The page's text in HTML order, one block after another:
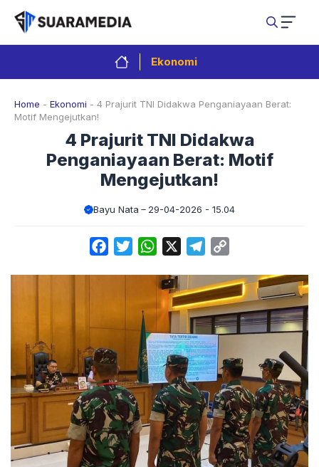
Langsung
isi
Ekonomi
Home - Ekonomi - 4 Prajurit TNI Didakwa Penganiayaan Berat:
Motif Mengejutkan!
4 Prajurit TNI Didakwa
Penganiayaan Berat: Motif
Mengejutkan!
Bayu Nata 29-04-2026 - 15.04
FacebookTwitterWhatsApp Telegram